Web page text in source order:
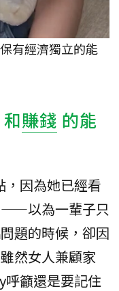
有經濟獨立的能
和賺錢 的能
因為她已經看
以為一輩子只
題的時候，卻因
然女人兼顧家
籲還是要記住